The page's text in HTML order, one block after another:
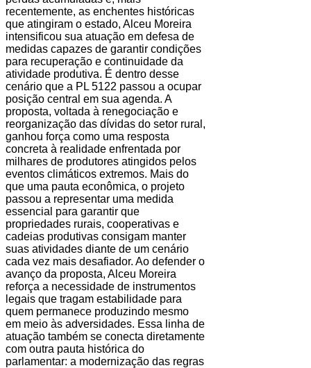
recentemente, as enchentes históricas
que atingiram o estado, Alceu Moreira
intensificou sua atuação em defesa de
medidas capazes de garantir condições
para recuperação e continuidade da
atividade produtiva. É dentro desse
cenário que a PL 5122 passou a ocupar
posição central em sua agenda. A
proposta, voltada à renegociação e
reorganização das dívidas do setor rural,
ganhou força como uma resposta
concreta à realidade enfrentada por
milhares de produtores atingidos pelos
eventos climáticos extremos. Mais do
que uma pauta econômica, o projeto
passou a representar uma medida
essencial para garantir que
propriedades rurais, cooperativas e
cadeias produtivas consigam manter
suas atividades diante de um cenário
cada vez mais desafiador. Ao defender o
avanço da proposta, Alceu Moreira
reforça a necessidade de instrumentos
legais que tragam estabilidade para
quem permanece produzindo mesmo
em meio às adversidades. Essa linha de
atuação também se conecta diretamente
com outra pauta histórica do
parlamentar: a modernização das regras